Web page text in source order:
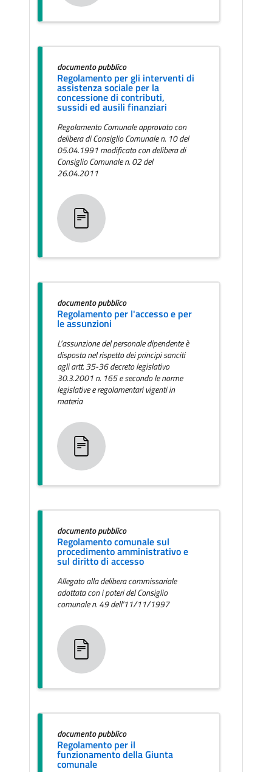
documento pubblico
Regolamento per gli interventi di
assistenza sociale per la
concessione di contributi,
sussidi ed ausili finanziari
Regolamento Comunale approvato con
delibera di Consiglio Comunale n. 10 del
05.04.1991 modificato con delibera di
Consiglio Comunale n. 02 del
26.04.2011
documento pubblico
Regolamento per l'accesso e per
le assunzioni
L’assunzione del personale dipendente è
disposta nel rispetto dei principi sanciti
agli artt. 35-36 decreto legislativo
30.3.2001 n. 165 e secondo le norme
legislative e regolamentari vigenti in
materia
documento pubblico
Regolamento comunale sul
procedimento amministrativo e
sul diritto di accesso
Allegato alla delibera commissariale
adottata con i poteri del Consiglio
comunale n. 49 dell'11/11/1997
documento pubblico
Regolamento per il
funzionamento della Giunta
comunale